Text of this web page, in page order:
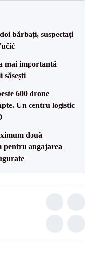
bărbați, suspectați
mai importantă
săsești
600 drone
Un centru logistic
două
pentru angajarea